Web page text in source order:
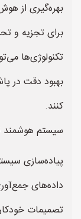
بهره‌گیری از
برای تجزیه و
تکنولوژی‌ها
بهبود دقت در
کنند.
سیستم هوشمند
پیاده‌سازی
داده‌های
تصمیمات